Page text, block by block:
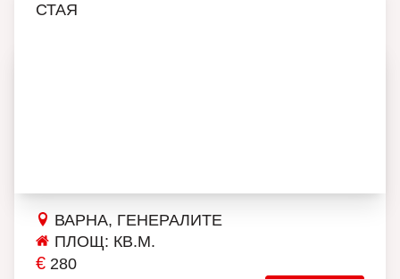
СТАЯ
ВАРНА, ГЕНЕРАЛИТЕ
ПЛОЩ: КВ.М.
€ 280